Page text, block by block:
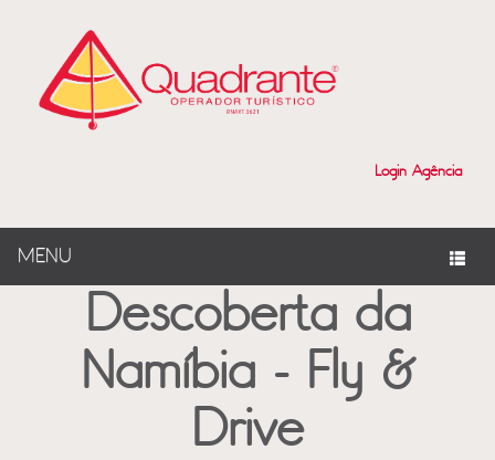
Login Agência
MENU
Descoberta da
Namíbia - Fly &
Drive